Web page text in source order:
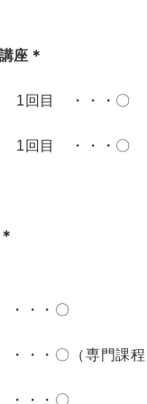
座＊
1回目 ・・・〇
1回目 ・・・〇
・・〇
・・〇（専門課程
・・〇